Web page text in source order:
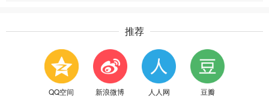
推荐
QQ空间 新浪微博 人人网 豆瓣